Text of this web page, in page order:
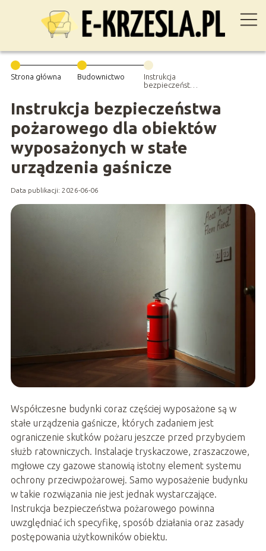
Strona główna Budownictwo
Instrukcja
bezpieczeństwa
dla obiektów
wyposażonych
urządzenia
gaśnicze
Instrukcja bezpieczeństwa
pożarowego dla obiektów
wyposażonych w stałe
urządzenia gaśnicze
Data publikacji: 2026-06-06
Współczesne budynki coraz częściej wyposażone są w
stałe urządzenia gaśnicze, których zadaniem jest
ograniczenie skutków pożaru jeszcze przed przybyciem
służb ratowniczych. Instalacje tryskaczowe, zraszaczowe,
mgłowe czy gazowe stanowią istotny element systemu
ochrony przeciwpożarowej. Samo wyposażenie budynku
w takie rozwiązania nie jest jednak wystarczające.
Instrukcja bezpieczeństwa pożarowego powinna
uwzględniać ich specyfikę, sposób działania oraz zasady
postępowania użytkowników obiektu.